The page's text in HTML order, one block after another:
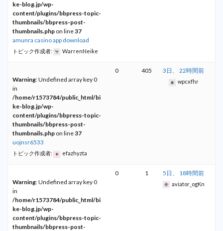
ke-blog.jp/wp-
content/plugins/bbpress-topic-
thumbnails/bbpress-post-
thumbnails.php on line37
amunra casino app download
トピック作成者: WarrenNeike
Warning: Undefined array key 0
in
/home/r1573784/public_html/bi
ke-blog.jp/wp-
content/plugins/bbpress-topic-
thumbnails/bbpress-post-
thumbnails.php on line37
uojnsr6533
トピック作成者: efazhyzta
0 405 3日、 22時間前
wpcxfhr
Warning: Undefined array key 0
in
/home/r1573784/public_html/bi
ke-blog.jp/wp-
content/plugins/bbpress-topic-
thumbnails/bbpress-post-
0 1 5日、 18時間前
aviator_ogKn